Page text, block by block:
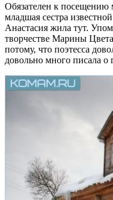
Обязателен к посещению
младшая сестра
Анастасия жила тут.
творчестве Марины
потому, что поэтесса
довольно много писала о